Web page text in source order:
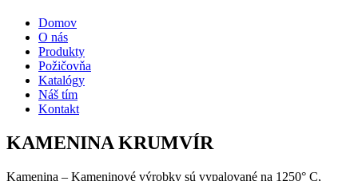
Domov
O nás
Produkty
Požičovňa
Katalógy
Náš tím
Kontakt
KAMENINA KRUMVÍR
Kamenina – Kameninové výrobky sú vypalované na 1250° C,